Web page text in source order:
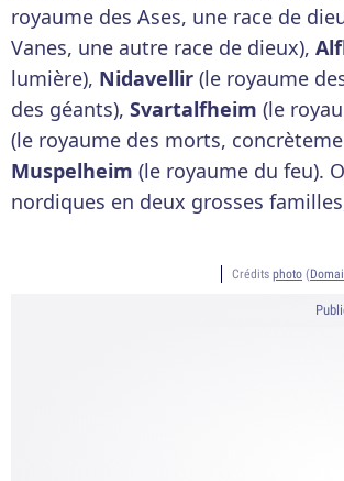
royaume des Ases, une race de
Vanes, une autre race de dieux),
lumière), Nidavellir (le royaume
des géants), Svartalfheim (le
(le royaume des morts,
Muspelheim (le royaume du feu).
nordiques en deux grosses
Crédits photo (